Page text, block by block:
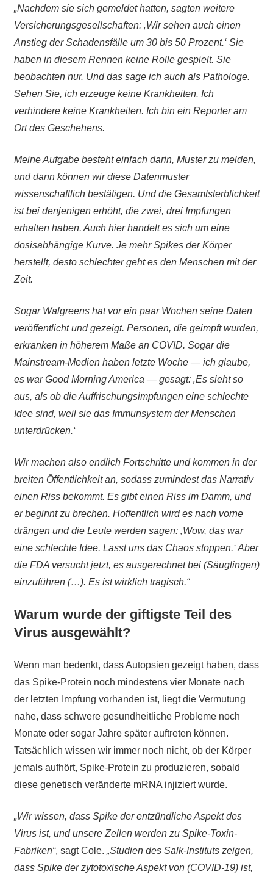
„Nachdem sie sich gemeldet hatten, sagten weitere
Versicherungsgesellschaften: ‚Wir sehen auch einen
Anstieg der Schadensfälle um 30 bis 50 Prozent.‘ Sie
haben in diesem Rennen keine Rolle gespielt. Sie
beobachten nur. Und das sage ich auch als Pathologe.
Sehen Sie, ich erzeuge keine Krankheiten. Ich
verhindere keine Krankheiten. Ich bin ein Reporter am
Ort des Geschehens.
Meine Aufgabe besteht einfach darin, Muster zu melden,
und dann können wir diese Datenmuster
wissenschaftlich bestätigen. Und die Gesamtsterblichkeit
ist bei denjenigen erhöht, die zwei, drei Impfungen
erhalten haben. Auch hier handelt es sich um eine
dosisabhängige Kurve. Je mehr Spikes der Körper
herstellt, desto schlechter geht es den Menschen mit der
Zeit.
Sogar Walgreens hat vor ein paar Wochen seine Daten
veröffentlicht und gezeigt. Personen, die geimpft wurden,
erkranken in höherem Maße an COVID. Sogar die
Mainstream-Medien haben letzte Woche — ich glaube,
es war Good Morning America — gesagt: ‚Es sieht so
aus, als ob die Auffrischungsimpfungen eine schlechte
Idee sind, weil sie das Immunsystem der Menschen
unterdrücken.‘
Wir machen also endlich Fortschritte und kommen in der
breiten Öffentlichkeit an, sodass zumindest das Narrativ
einen Riss bekommt. Es gibt einen Riss im Damm, und
er beginnt zu brechen. Hoffentlich wird es nach vorne
drängen und die Leute werden sagen: ‚Wow, das war
eine schlechte Idee. Lasst uns das Chaos stoppen.‘ Aber
die FDA versucht jetzt, es ausgerechnet bei (Säuglingen)
einzuführen (…). Es ist wirklich tragisch.“
Warum wurde der giftigste Teil des
Virus ausgewählt?
Wenn man bedenkt, dass Autopsien gezeigt haben, dass
das Spike-Protein noch mindestens vier Monate nach
der letzten Impfung vorhanden ist, liegt die Vermutung
nahe, dass schwere gesundheitliche Probleme noch
Monate oder sogar Jahre später auftreten können.
Tatsächlich wissen wir immer noch nicht, ob der Körper
jemals aufhört, Spike-Protein zu produzieren, sobald
diese genetisch veränderte mRNA injiziert wurde.
„Wir wissen, dass Spike der entzündliche Aspekt des
Virus ist, und unsere Zellen werden zu Spike-Toxin-
Fabriken“, sagt Cole. „Studien des Salk-Instituts zeigen,
dass Spike der zytotoxische Aspekt von (COVID-19) ist,